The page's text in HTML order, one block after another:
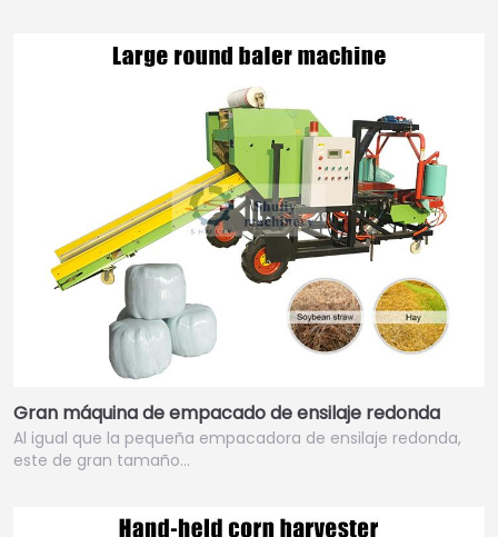
Gran máquina de empacado de ensilaje redonda
Al igual que la pequeña empacadora de ensilaje redonda,
este de gran tamaño…